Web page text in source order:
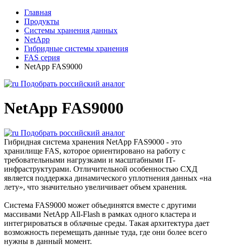
Главная
Продукты
Системы хранения данных
NetApp
Гибридные системы хранения
FAS серия
NetApp FAS9000
Подобрать российский аналог
NetApp FAS9000
Подобрать российский аналог
Гибридная система хранения NetApp FAS9000 - это
хранилище FAS, которое ориентировано на работу с
требовательными нагрузками и масштабными IT-
инфраструктурами. Отличительной особенностью СХД
является поддержка динамического уплотнения данных «на
лету», что значительно увеличивает объем хранения.
Система FAS9000 может объединятся вместе с другими
массивами NetApp All-Flash в рамках одного кластера и
интегрироваться в облачные среды. Такая архитектура дает
возможность перемещать данные туда, где они более всего
нужны в данный момент.